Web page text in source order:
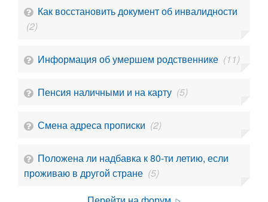
Как восстановить документ об инвалидности
(2)
Информация об умершем родственнике (11)
Пенсия наличными и на карту (5)
Смена адреса прописки (2)
Положена ли надбавка к 80-ти летию, если
проживаю в другой стране (5)